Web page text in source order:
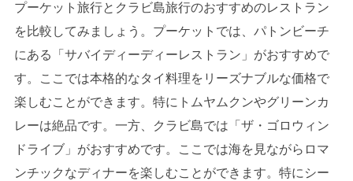
プーケット旅行とクラビ島旅行のおすすめのレストラン
を比較してみましょう。プーケットでは、パトンビーチ
にある「サバイディーディーレストラン」がおすすめで
す。ここでは本格的なタイ料理をリーズナブルな価格で
楽しむことができます。特にトムヤムクンやグリーンカ
レーは絶品です。一方、クラビ島では「ザ・ゴロウィン
ドライブ」がおすすめです。ここでは海を見ながらロマ
ンチックなディナーを楽しむことができます。特にシー